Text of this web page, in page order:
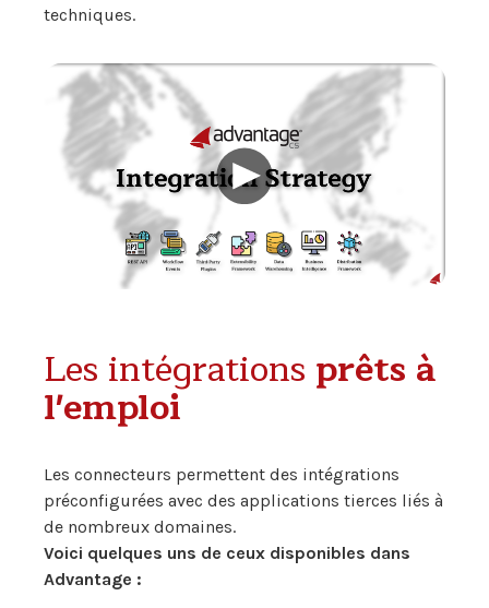
techniques.
Les intégrations prêts à
l'emploi
Les connecteurs permettent des intégrations
préconfigurées avec des applications tierces liés à
de nombreux domaines.
Voici quelques uns de ceux disponibles dans
Advantage :